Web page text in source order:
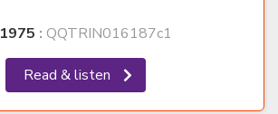
1975 : QQTRIN016187c1
Read & listen